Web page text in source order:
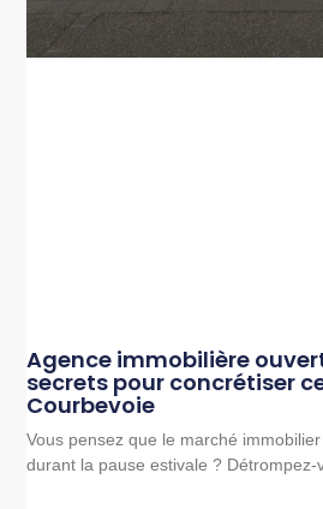
Agence immobilière
secrets pour concrétiser
Courbevoie
Vous pensez que le marché
durant la pause estivale ? Détrompez-